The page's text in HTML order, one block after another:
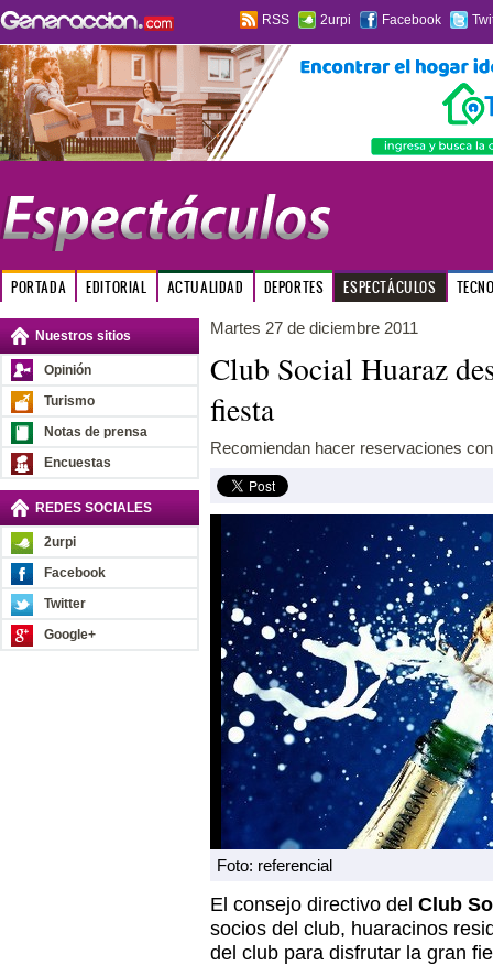
RSS 2urpi Facebook
PORTADA EDITORIAL ACTUALIDAD DEPORTES ESPECTÁCULOS
Nuestros sitios
Opinión
Turismo
Notas de prensa
Encuestas
REDES SOCIALES
2urpi
Facebook
Twitter
Google+
Martes 27 de diciembre 2011
Club Social Huaraz
fiesta
Recomiendan hacer reservaciones
Foto: referencial
El consejo directivo del Club
socios del club, huaracinos
del club para disfrutar la gran